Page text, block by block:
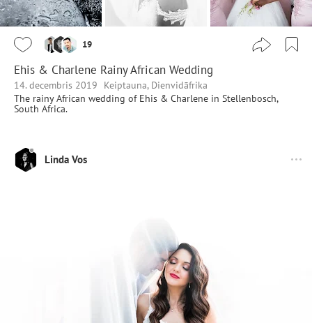
19
Ehis & Charlene Rainy African Wedding
14. decembris 2019
Keiptauna, Dienvidāfrika
The rainy African wedding of Ehis & Charlene in Stellenbosch,
South Africa.
Linda Vos